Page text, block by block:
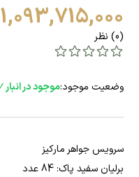
1,093,715,000
(0) نظر
وضعیت موجود:موجود در انبار
سرویس جواهر مارکیز
برلیان سفید پاک: 84 عدد